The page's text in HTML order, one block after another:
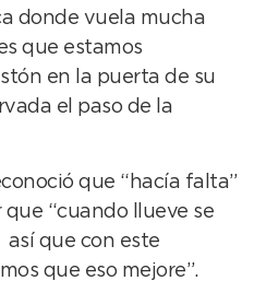
donde vuela mucha
que estamos
en la puerta de su
el paso de la
que “hacía falta”
“cuando llueve se
que con este
que eso mejore”.